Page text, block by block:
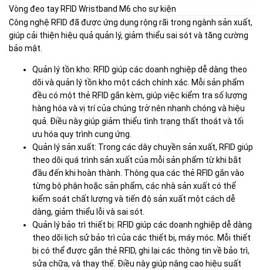
Vòng đeo tay RFID Wristband M6 cho sự kiện
Công nghệ RFID đã được ứng dụng rộng rãi trong ngành sản xuất,
giúp cải thiện hiệu quả quản lý, giảm thiểu sai sót và tăng cường
bảo mật.
Quản lý tồn kho: RFID giúp các doanh nghiệp dễ dàng theo
dõi và quản lý tồn kho một cách chính xác. Mỗi sản phẩm
đều có một thẻ RFID gắn kèm, giúp việc kiểm tra số lượng
hàng hóa và vị trí của chúng trở nên nhanh chóng và hiệu
quả. Điều này giúp giảm thiểu tình trạng thất thoát và tối
ưu hóa quy trình cung ứng.
Quản lý sản xuất: Trong các dây chuyền sản xuất, RFID giúp
theo dõi quá trình sản xuất của mỗi sản phẩm từ khi bắt
đầu đến khi hoàn thành. Thông qua các thẻ RFID gắn vào
từng bộ phận hoặc sản phẩm, các nhà sản xuất có thể
kiểm soát chất lượng và tiến độ sản xuất một cách dễ
dàng, giảm thiểu lỗi và sai sót.
Quản lý bảo trì thiết bị: RFID giúp các doanh nghiệp dễ dàng
theo dõi lịch sử bảo trì của các thiết bị, máy móc. Mỗi thiết
bị có thể được gắn thẻ RFID, ghi lại các thông tin về bảo trì,
sửa chữa, và thay thế. Điều này giúp nâng cao hiệu suất